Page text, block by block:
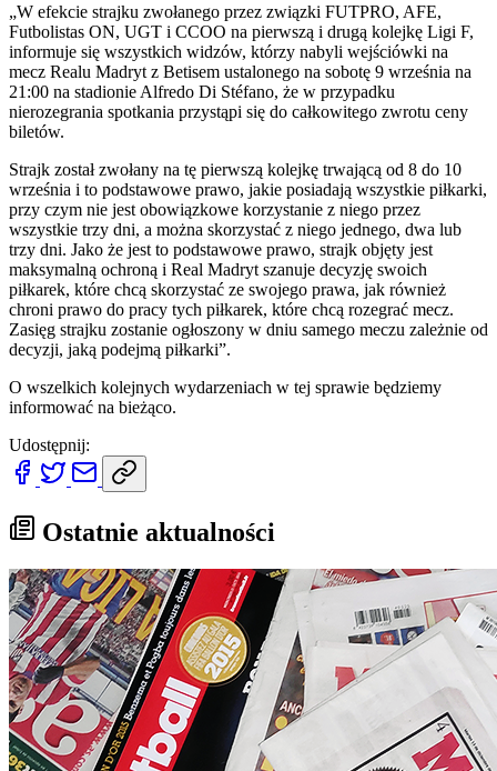
„W efekcie strajku zwołanego przez związki FUTPRO, AFE,
Futbolistas ON, UGT i CCOO na pierwszą i drugą kolejkę Ligi F,
informuje się wszystkich widzów, którzy nabyli wejściówki na
mecz Realu Madryt z Betisem ustalonego na sobotę 9 września na
21:00 na stadionie Alfredo Di Stéfano, że w przypadku
nierozegrania spotkania przystąpi się do całkowitego zwrotu ceny
biletów.
Strajk został zwołany na tę pierwszą kolejkę trwającą od 8 do 10
września i to podstawowe prawo, jakie posiadają wszystkie piłkarki,
przy czym nie jest obowiązkowe korzystanie z niego przez
wszystkie trzy dni, a można skorzystać z niego jednego, dwa lub
trzy dni. Jako że jest to podstawowe prawo, strajk objęty jest
maksymalną ochroną i Real Madryt szanuje decyzję swoich
piłkarek, które chcą skorzystać ze swojego prawa, jak również
chroni prawo do pracy tych piłkarek, które chcą rozegrać mecz.
Zasięg strajku zostanie ogłoszony w dniu samego meczu zależnie od
decyzji, jaką podejmą piłkarki”.
O wszelkich kolejnych wydarzeniach w tej sprawie będziemy
informować na bieżąco.
Udostępnij:
Ostatnie aktualności